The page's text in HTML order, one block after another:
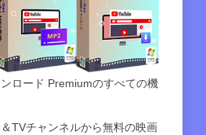
ロード Premiumのすべての機
TVチャンネルから無料の映画